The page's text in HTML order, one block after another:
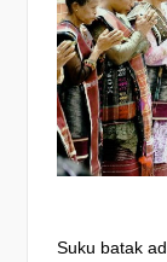
Suku batak